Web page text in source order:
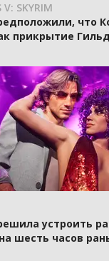
V: SKYRIM
что
прикрытие
устроить
шесть часов